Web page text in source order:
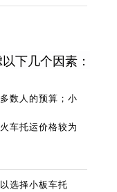
下几个因素：
数人的预算；小
车托运价格较为
选择小板车托